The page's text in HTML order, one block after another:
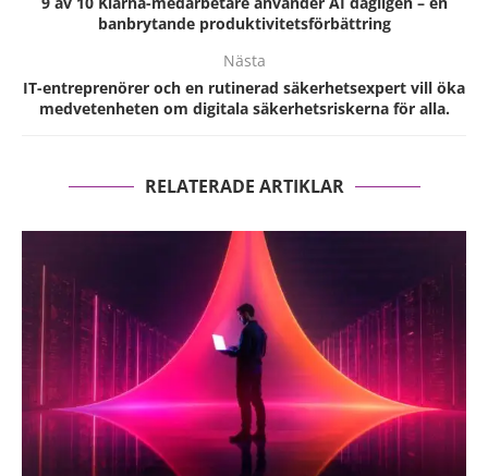
banbrytande produktivitetsförbättring
Nästa
IT-entreprenörer och en rutinerad säkerhetsexpert vill öka
medvetenheten om digitala säkerhetsriskerna för alla.
RELATERADE ARTIKLAR